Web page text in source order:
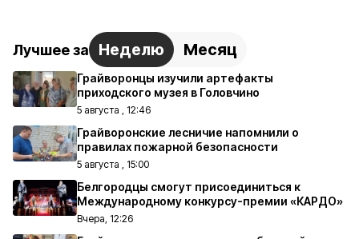
Лучшее за Неделю Месяц
Грайворонцы изучили артефакты
приходского музея в Головчино
5 августа , 12:46
Грайворонские лесничие напомнили о
правилах пожарной безопасности
5 августа , 15:00
Белгородцы смогут присоединиться к
Международному конкурсу-премии «КАРДО»
Вчера, 12:26